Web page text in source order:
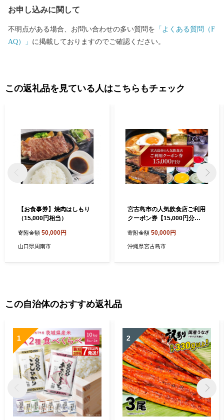
お申し込みに関して
不明点がある場合、お問い合わせの多い質問を 「よくある質問（F
AQ）」 に掲載しておりますのでご確認ください。
この返礼品を見ている人はこちらもチェック
【お食事券】焼肉はしもり
（15,000円相当）
寄附金額 50,000円
山口県周南市
宮古島市の人気飲食店ご利用
クーポン券【15,000円分】
寄附金額 50,000円
沖縄県宮古島市
この自治体のおすすめ返礼品
1 2